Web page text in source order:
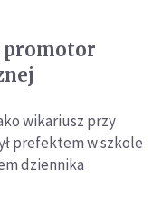
promotor
wikariusz przy
prefektem w szkole
dziennika